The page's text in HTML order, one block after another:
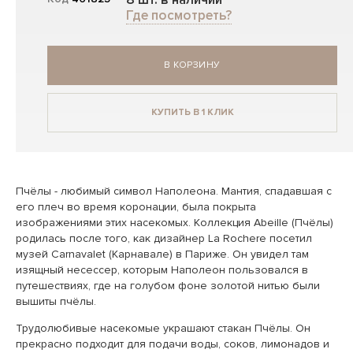
Где посмотреть?
В КОРЗИНУ
КУПИТЬ В 1 КЛИК
Пчёлы - любимый символ Наполеона. Мантия, спадавшая с
его плеч во время коронации, была покрыта
изображениями этих насекомых. Коллекция Abeille (Пчёлы)
родилась после того, как дизайнер La Rochere посетил
музей Carnavalet (Карнавале) в Париже. Он увидел там
изящный несессер, которым Наполеон пользовался в
путешествиях, где на голубом фоне золотой нитью были
вышиты пчёлы.
Трудолюбивые насекомые украшают стакан Пчёлы. Он
прекрасно подходит для подачи воды, соков, лимонадов и